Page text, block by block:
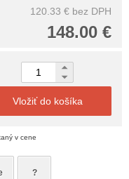
120.33 € bez DPH
148.00 €
Vložiť do košíka
v cene
?